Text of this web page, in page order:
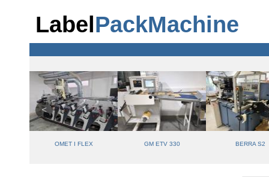
Label PackMachine
OMET I FLEX GM ETV 330 BERRA S2